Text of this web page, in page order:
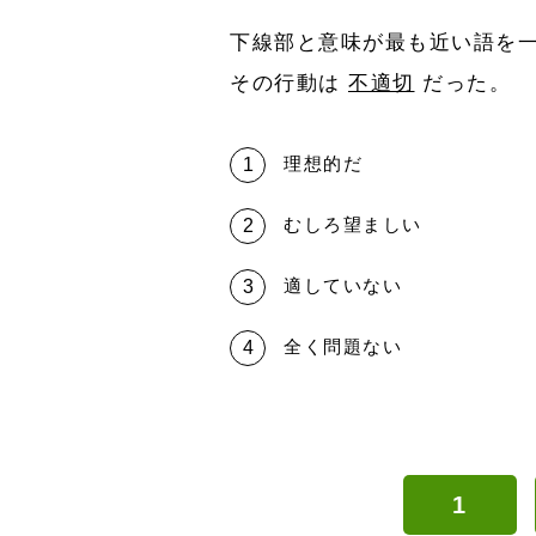
下線部と意味が最も近い語を
その行動は 不適切 だった。
理想的だ
むしろ望ましい
適していない
全く問題ない
1